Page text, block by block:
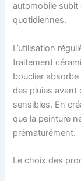
automobile
quotidiennes.
L’utilisation
traitement
bouclier
des pluies avant
sensibles. En
que la peinture
prématurément.
Le choix des